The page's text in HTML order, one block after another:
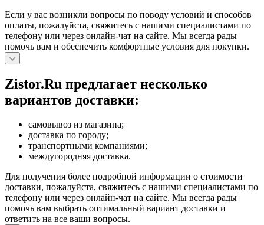
Если у вас возникли вопросы по поводу условий и способов
оплаты, пожалуйста, свяжитесь с нашими специалистами по
телефону или через онлайн-чат на сайте. Мы всегда рады
помочь вам и обеспечить комфортные условия для покупки.
Zistor.Ru предлагает несколько
вариантов доставки:
самовывоз из магазина;
доставка по городу;
транспортными компаниями;
междугородняя доставка.
Для получения более подробной информации о стоимости
доставки, пожалуйста, свяжитесь с нашими специалистами по
телефону или через онлайн-чат на сайте. Мы всегда рады
помочь вам выбрать оптимальный вариант доставки и
ответить на все ваши вопросы.